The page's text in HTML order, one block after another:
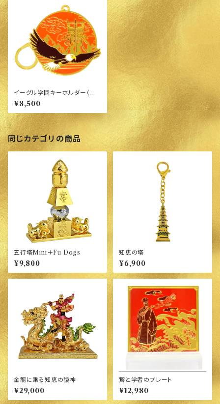
イーグル学問キーホルダー（学
業）
¥8,500
同じカテゴリの商品
五行塔Mini＋Fu Dogs
¥9,800
知恵の塔
¥6,900
金龍に乗る知恵の猿神
¥29,000
鷲と学者のプレート
¥12,980